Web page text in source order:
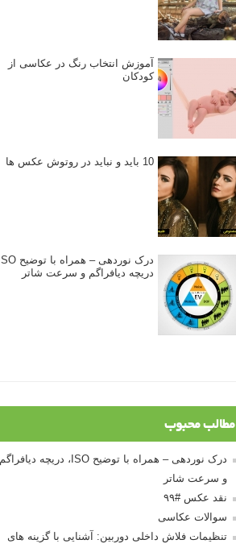
آموزش انتخاب رنگ در عکاسی از
کودکان
10 باید و نباید در روتوش عکس ها
دریچه دیافراگم و سرعت شاتر
مطالب محبوب
درک نوردهی – همراه با توضیح ISO، دریچه دیافراگم
و سرعت شاتر
نقد عکس #۹۹
سوالات عکاسی
تنظیمات فلاش داخلی دوربین: آشنایی با گزینه های